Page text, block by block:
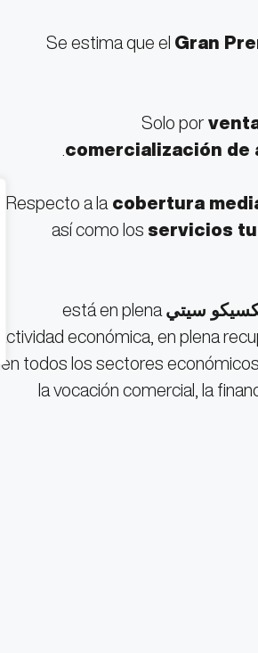
Se estima que el Gran
Solo por
comercialización de
Respecto a la cobertura
así como los servicios
سيتي está en plena
actividad económica, en plena
en todos los sectores económicos
la vocación comercial, la